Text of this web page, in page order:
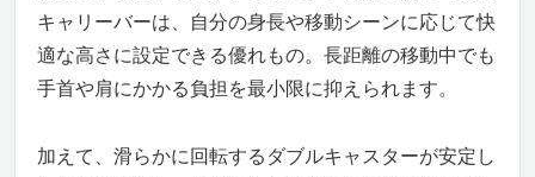
キャリーバーは、自分の身長や移動シーンに応じて快
適な高さに設定できる優れもの。長距離の移動中でも
手首や肩にかかる負担を最小限に抑えられます。
加えて、滑らかに回転するダブルキャスターが安定し